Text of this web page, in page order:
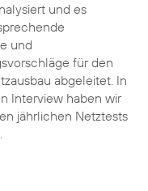
und es
und
für den
abgeleitet. In
Interview haben wir
jährlichen Netztests